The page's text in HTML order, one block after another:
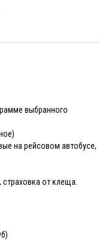
выбранного
на рейсовом автобусе,
страховка от клеща.